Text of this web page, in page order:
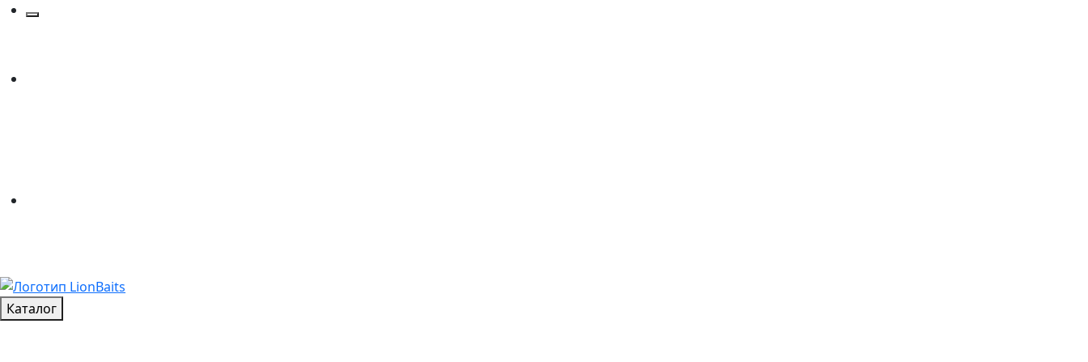
Каталог